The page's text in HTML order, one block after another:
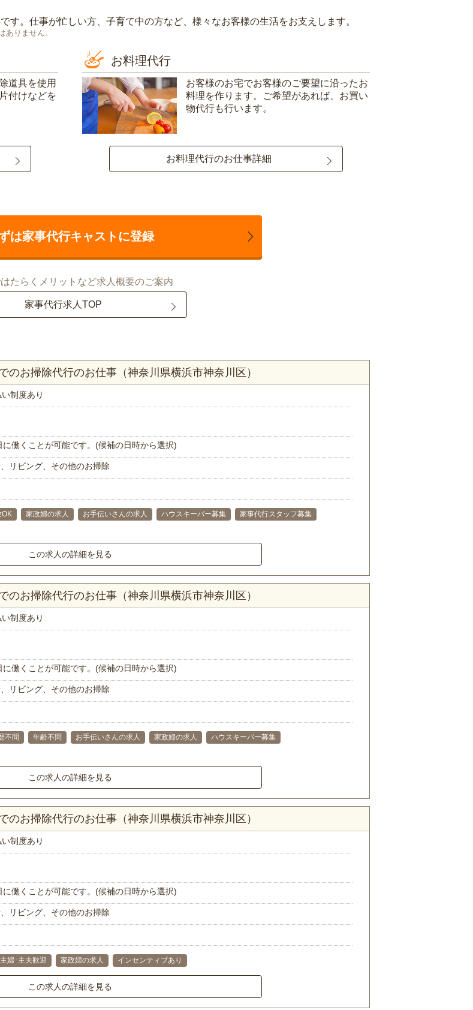
す。仕事が忙しい方、子育て中の方など、様々なお客様の生活をお支えします。
りません。
道具を使用
付けなどを
お料理代行
お客様のお宅でお客様のご要望に沿ったお
料理を作ります。ご希望があれば、お買い
物代行も行います。
お料理代行のお仕事詳細
は家事代行キャストに登録
たらくメリットなど求人概要のご案内
家事代行求人TOP
お掃除代行のお仕事（神奈川県横浜市神奈川区）
制度あり
働くことが可能です。(候補の日時から選択)
リビング、その他のお掃除
家政婦の求人 お手伝いさんの求人 ハウスキーパー募集
家事代行スタッフ募集
この求人の詳細を見る
お掃除代行のお仕事（神奈川県横浜市神奈川区）
制度あり
働くことが可能です。(候補の日時から選択)
リビング、その他のお掃除
不問 年齢不問 お手伝いさんの求人 家政婦の求人
ハウスキーパー募集
この求人の詳細を見る
お掃除代行のお仕事（神奈川県横浜市神奈川区）
制度あり
働くことが可能です。(候補の日時から選択)
リビング、その他のお掃除
主婦･主夫歓迎 家政婦の求人 インセンティブあり
この求人の詳細を見る